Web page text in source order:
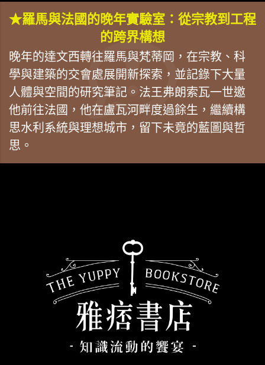
★羅馬與法國的晚年實驗室：從宗教到工程
的跨界構想
晚年的達文西轉往羅馬與梵蒂岡，在宗教、科
學與建築的交會處展開新探索，並記錄下大量
人體與空間的研究筆記。法王弗朗索瓦一世邀
他前往法國，他在盧瓦河畔度過餘生，繼續構
思水利系統與理想城市，留下未竟的藍圖與哲
思。